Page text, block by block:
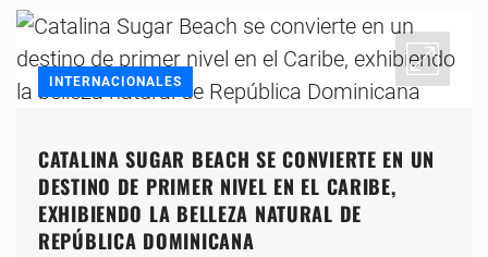
INTERNACIONALES
CATALINA SUGAR BEACH SE CONVIERTE EN UN
DESTINO DE PRIMER NIVEL EN EL CARIBE,
EXHIBIENDO LA BELLEZA NATURAL DE
REPÚBLICA DOMINICANA